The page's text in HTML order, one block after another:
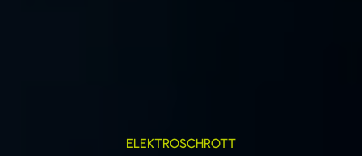
ELEKTROSCHROTT